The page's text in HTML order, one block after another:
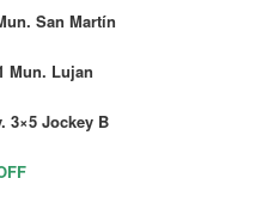
San Martín
Mun. Lujan
3×5 Jockey B